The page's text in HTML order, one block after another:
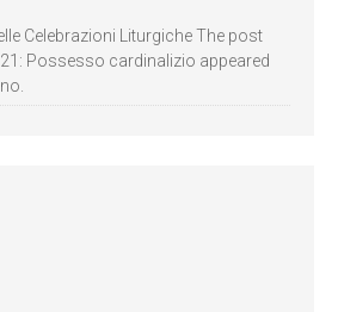
Celebrazioni Liturgiche The post
Possesso cardinalizio appeared